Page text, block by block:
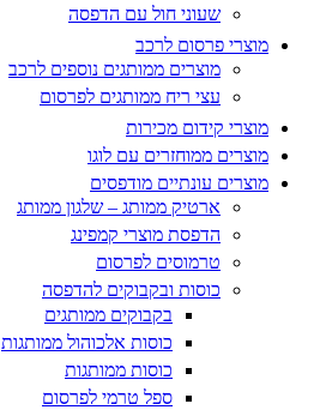
שעוני חול עם הדפסה
מוצרי פרסום לרכב
מוצרים ממותגים נוספים לרכב
עצי ריח ממותגים לפרסום
מוצרי קידום מכירות
מוצרים ממוחזרים עם לוגו
מוצרים עונתיים מודפסים
ארטיק ממותג – שלגון ממותג
הדפסת מוצרי קמפינג
טרמוסים לפרסום
כוסות ובקבוקים להדפסה
בקבוקים ממותגים
כוסות אלכוהול ממותגות
כוסות ממותגות
ספל טרמי לפרסום